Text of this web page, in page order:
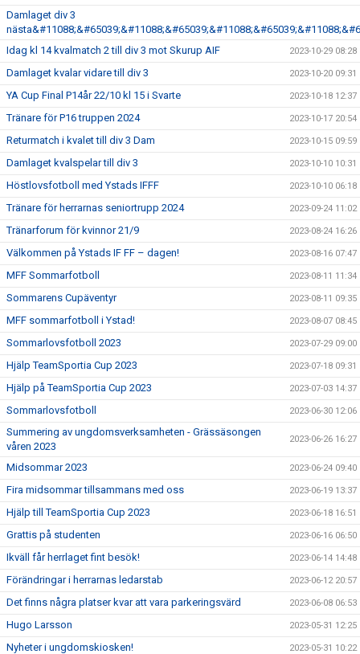
Damlaget div 3
Idag kl 14 kvalmatch 2 till div 3 mot Skurup AIF
2023-10-29 08:28
Damlaget kvalar vidare till div 3 2023-10-20 09:31
YA Cup Final P14år 22/10 kl 15 i Svarte 2023-10-18 12:37
Tränare för P16 truppen 2024 2023-10-17 20:54
Returmatch i kvalet till div 3 Dam 2023-10-15 09:59
Damlaget kvalspelar till div 3 2023-10-10 10:31
Höstlovsfotboll med Ystads IFFF 2023-10-10 06:18
Tränare för herrarnas seniortrupp 2024 2023-09-24 11:02
Tränarforum för kvinnor 21/9 2023-08-24 16:26
Välkommen på Ystads IF FF – dagen! 2023-08-16 07:47
MFF Sommarfotboll 2023-08-11 11:34
Sommarens Cupäventyr 2023-08-11 09:35
MFF sommarfotboll i Ystad! 2023-08-07 08:45
Sommarlovsfotboll 2023 2023-07-29 09:00
Hjälp TeamSportia Cup 2023 2023-07-18 09:31
Hjälp på TeamSportia Cup 2023 2023-07-03 14:37
Sommarlovsfotboll 2023-06-30 12:06
Summering av ungdomsverksamheten - Grässäsongen
våren 2023
2023-06-26 16:27
Midsommar 2023 2023-06-24 09:40
Fira midsommar tillsammans med oss 2023-06-19 13:37
Hjälp till TeamSportia Cup 2023 2023-06-18 16:51
Grattis på studenten 2023-06-16 06:50
Ikväll får herrlaget fint besök! 2023-06-14 14:48
Förändringar i herrarnas ledarstab 2023-06-12 20:57
Det finns några platser kvar att vara parkeringsvärd 2023-06-08 06:53
Hugo Larsson 2023-05-31 12:25
Nyheter i ungdomskiosken! 2023-05-31 10:22